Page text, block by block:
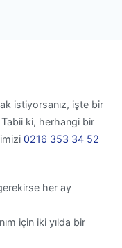
istiyorsanız, işte bir
Tabii ki, herhangi bir
0216 353 34 52
her ay
için iki yılda bir